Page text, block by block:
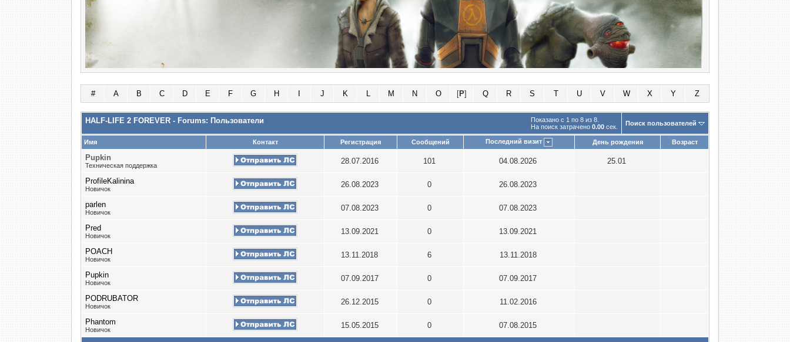
# A B C D E F G H J K L M N O [P] Q R S T U V W X Y Z
Показано с 1 по 8 из 8.
На поиск затрачено 0.00 сек.
HALF-LIFE 2 FOREVER - Forums: Пользователи Поиск пользователей
Имя Контакт Регистрация Сообщений Последний визит День рождения Возраст
Puрkin
Техническая поддержка 28.07.2016 101 04.08.2026 25.01
ProfileKalinina
Новичок 26.08.2023 0 26.08.2023
parlen
Новичок 07.08.2023 0 07.08.2023
Pred
Новичок 13.09.2021 0 13.09.2021
POACH
Новичок 13.11.2018 6 13.11.2018
Pupkin
Новичок 07.09.2017 0 07.09.2017
PODRUBATOR
Новичок 26.12.2015 0 11.02.2016
Phantom
Новичок 15.05.2015 0 07.08.2015